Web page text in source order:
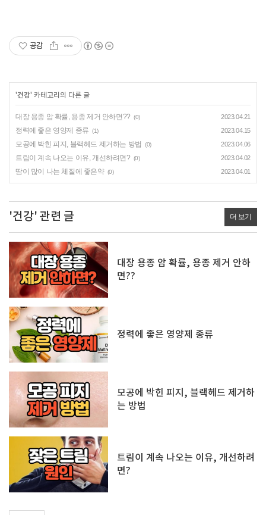
공감
'건강' 카테고리의 다른 글
대장 용종 암 확률, 용종 제거 안하면?? (0) 2023.04.21
정력에 좋은 영양제 종류 (1) 2023.04.15
모공에 박힌 피지, 블랙헤드 제거하는 방법 (0) 2023.04.06
트림이 계속 나오는 이유, 개선하려면? (0) 2023.04.02
땀이 많이 나는 체질에 좋은약 (0) 2023.04.01
'건강' 관련 글 더 보기
대장 용종 암 확률, 용종 제거 안하
면??
정력에 좋은 영양제 종류
모공에 박힌 피지, 블랙헤드 제거하
는 방법
트림이 계속 나오는 이유, 개선하려
면?